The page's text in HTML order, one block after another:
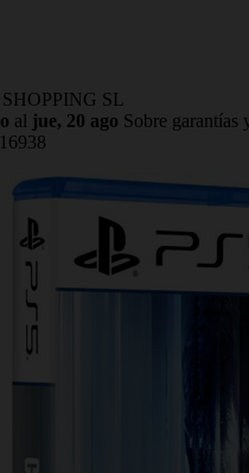
SL
al jue, 20 ago Sobre garantías